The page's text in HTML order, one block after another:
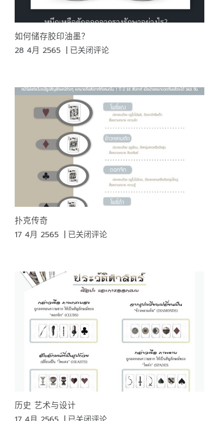
物
和
纪
念
卡
如何储存胶印油墨？
28 4月 2565 | 如
存
胶
印
油
墨？
已关闭评论
扑克传奇
17 4月 2565 | 扑
已关闭评论
历史 艺术与设计